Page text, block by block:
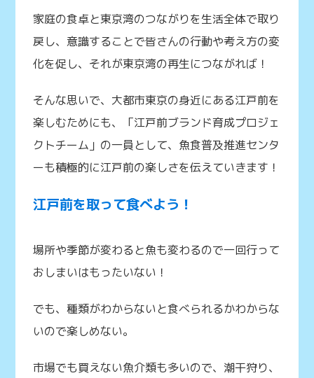
家庭の食卓と東京湾のつながりを生活全体で取り
戻し、意識することで皆さんの行動や考え方の変
化を促し、それが東京湾の再生につながれば！
そんな思いで、大都市東京の身近にある江戸前を
楽しむためにも、「江戸前ブランド育成プロジェ
クトチーム」の一員として、魚食普及推進センタ
ーも積極的に江戸前の楽しさを伝えていきます！
江戸前を取って食べよう！
場所や季節が変わると魚も変わるので一回行って
おしまいはもったいない！
でも、種類がわからないと食べられるかわからな
いので楽しめない。
市場でも買えない魚介類も多いので、潮干狩り、